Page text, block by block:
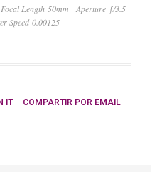
Focal Length 50mm
Aperture ƒ/3.5
Speed 0.00125
IT COMPARTIR POR EMAIL